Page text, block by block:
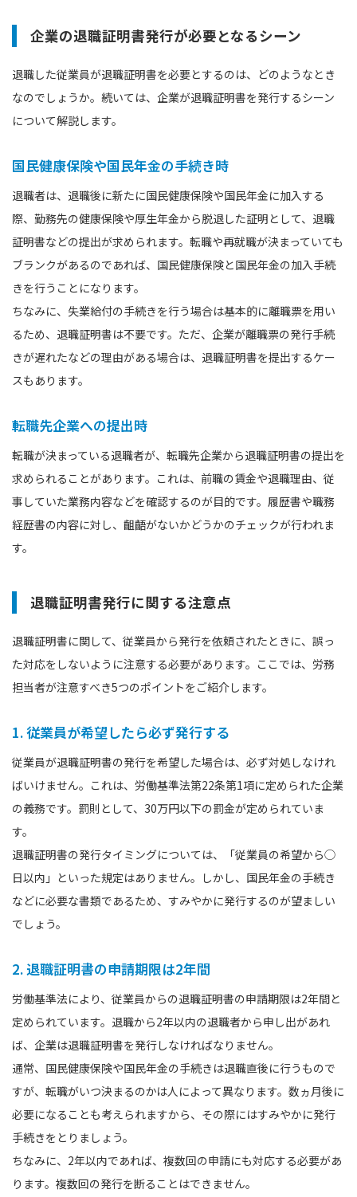
企業の退職証明書発行が必要となるシーン
退職した従業員が退職証明書を必要とするのは、どのようなとき
なのでしょうか。続いては、企業が退職証明書を発行するシーン
について解説します。
国民健康保険や国民年金の手続き時
退職者は、退職後に新たに国民健康保険や国民年金に加入する
際、勤務先の健康保険や厚生年金から脱退した証明として、退職
証明書などの提出が求められます。転職や再就職が決まっていても
ブランクがあるのであれば、国民健康保険と国民年金の加入手続
きを行うことになります。
ちなみに、失業給付の手続きを行う場合は基本的に離職票を用い
るため、退職証明書は不要です。ただ、企業が離職票の発行手続
きが遅れたなどの理由がある場合は、退職証明書を提出するケー
スもあります。
転職先企業への提出時
転職が決まっている退職者が、転職先企業から退職証明書の提出を
求められることがあります。これは、前職の賃金や退職理由、従
事していた業務内容などを確認するのが目的です。履歴書や職務
経歴書の内容に対し、齟齬がないかどうかのチェックが行われま
す。
退職証明書発行に関する注意点
退職証明書に関して、従業員から発行を依頼されたときに、誤っ
た対応をしないように注意する必要があります。ここでは、労務
担当者が注意すべき5つのポイントをご紹介します。
1. 従業員が希望したら必ず発行する
従業員が退職証明書の発行を希望した場合は、必ず対処しなけれ
ばいけません。これは、労働基準法第22条第1項に定められた企業
の義務です。罰則として、30万円以下の罰金が定められていま
す。
退職証明書の発行タイミングについては、「従業員の希望から◯
日以内」といった規定はありません。しかし、国民年金の手続き
などに必要な書類であるため、すみやかに発行するのが望ましい
でしょう。
2. 退職証明書の申請期限は2年間
労働基準法により、従業員からの退職証明書の申請期限は2年間と
定められています。退職から2年以内の退職者から申し出があれ
ば、企業は退職証明書を発行しなければなりません。
通常、国民健康保険や国民年金の手続きは退職直後に行うもので
すが、転職がいつ決まるのかは人によって異なります。数ヵ月後に
必要になることも考えられますから、その際にはすみやかに発行
手続きをとりましょう。
ちなみに、2年以内であれば、複数回の申請にも対応する必要があ
ります。複数回の発行を断ることはできません。